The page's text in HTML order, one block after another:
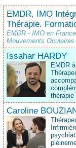
EMDR, IMO
Thérapie.
EMDR - IMO en
Mouvements
Issahar HARDY
EMDR
Caroline